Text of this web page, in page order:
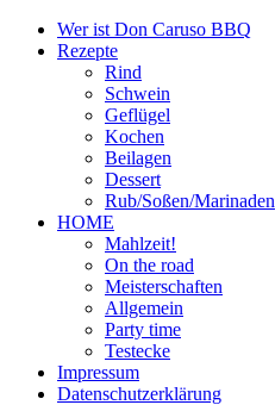
Wer ist Don Caruso BBQ
Rezepte
Rind
Schwein
Geflügel
Kochen
Beilagen
Dessert
Rub/Soßen/Marinaden
HOME
Mahlzeit!
On the road
Meisterschaften
Allgemein
Party time
Testecke
Impressum
Datenschutzerklärung